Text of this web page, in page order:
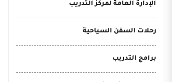
الإدارة العامة لمركز التدريب
رحلات السفن السياحية
برامج التدريب